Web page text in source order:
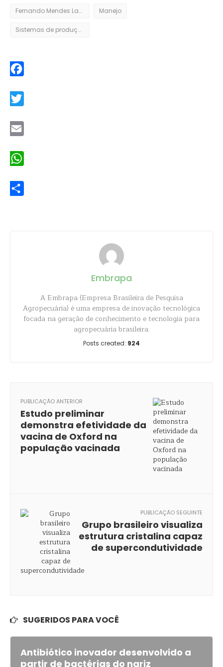
Fernando Mendes Lamas Manejo
Sistemas de produção agropecuários
Embrapa
A Embrapa (Empresa Brasileira de Pesquisa
Agropecuária) é uma empresa de inovação tecnológica
focada na geração de conhecimento e tecnologia para
agropecuária brasileira.
Posts created: 924
PUBLICAÇÃO ANTERIOR
Estudo preliminar
demonstra efetividade da
vacina de Oxford na
população vacinada
PUBLICAÇÃO SEGUINTE
Grupo brasileiro visualiza
estrutura cristalina capaz
de supercondutividade
SUGERIDOS PARA VOCÊ
Antibiótico inovador desenvolvido a
partir de bactérias do nariz